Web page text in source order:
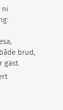
ni
brud,
gäst.